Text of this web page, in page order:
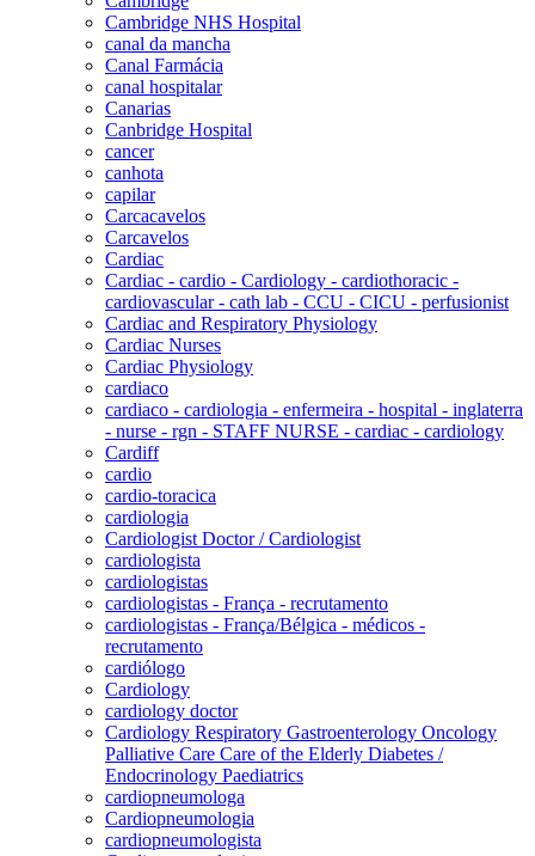
Cambridge NHS Hospital
canal da mancha
Canal Farmácia
canal hospitalar
Canarias
Canbridge Hospital
cancer
canhota
capilar
Carcacavelos
Carcavelos
Cardiac
Cardiac - cardio - Cardiology - cardiothoracic -
cardiovascular - cath lab - CCU - CICU - perfusionist
Cardiac and Respiratory Physiology
Cardiac Nurses
Cardiac Physiology
cardiaco
cardiaco - cardiologia - enfermeira - hospital - inglaterra
- nurse - rgn - STAFF NURSE - cardiac - cardiology
Cardiff
cardio
cardio-toracica
cardiologia
Cardiologist Doctor / Cardiologist
cardiologista
cardiologistas
cardiologistas - França - recrutamento
cardiologistas - França/Bélgica - médicos -
recrutamento
cardiólogo
Cardiology
cardiology doctor
Cardiology Respiratory Gastroenterology Oncology
Palliative Care Care of the Elderly Diabetes /
Endocrinology Paediatrics
cardiopneumologa
Cardiopneumologia
cardiopneumologista